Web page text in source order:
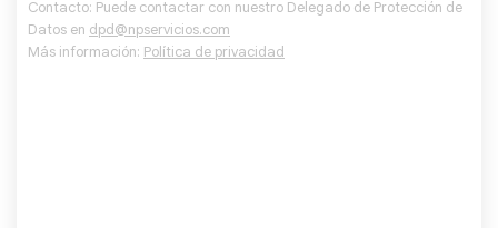
Contacto: Puede contactar con nuestro Delegado de Protección de
Datos en dpd@npservicios.com
Más información: Política de privacidad